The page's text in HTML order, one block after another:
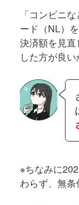
「コンビニ
ード（NL）
決済額を見直
した方が良い
※ちなみに
わらず、無条